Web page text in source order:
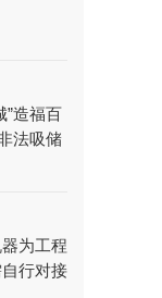
”造福百
法吸储
为工程
行对接